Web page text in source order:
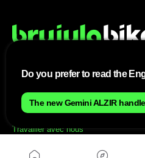
Plan du site
Travailler avec nous
SITES D'AMIS
Do you prefer to read the
The new Gemini ALZIR